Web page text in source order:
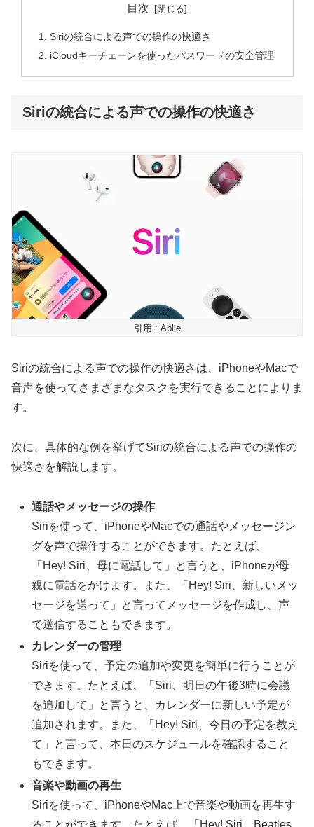
目次
Siriの統合による声での操作の快適さ
iCloudキーチェーンを使ったパスワードの安全管理
Siriの統合による声での操作の快適さ
引用 : Aplle
Siriの統合による声での操作の快適さは、iPhoneやMacで
音声を使ってさまざまなタスクを実行できることによりま
す。
次に、具体的な例を挙げてSiriの統合による声での操作の
快適さを解説します。
通話やメッセージの操作
Siriを使って、iPhoneやMacでの通話やメッセージン
グを声で操作することができます。たとえば、
「Hey! Siri、母に電話して」と言うと、iPhoneが母
親に電話をかけます。また、「Hey! Siri、新しいメッ
セージを送って」と言ってメッセージを作成し、声
で送信することもできます。
カレンダーの管理
Siriを使って、予定の追加や変更を簡単に行うことが
できます。たとえば、「Siri、明日の午後3時に会議
を追加して」と言うと、カレンダーに新しい予定が
追加されます。また、「Hey! Siri、今日の予定を教え
て」と言って、本日のスケジュールを確認すること
もできます。
音楽や動画の再生
Siriを使って、iPhoneやMac上で音楽や動画を再生す
ることができます。たとえば、「Hey! Siri、Beatles